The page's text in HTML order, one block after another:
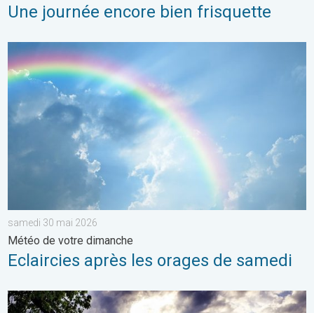
Une journée encore bien frisquette
Eclaircies après les orages de samedi. Météo de votre
samedi 30 mai 2026
Météo de votre dimanche
Eclaircies après les orages de samedi
Vers un ciel devenant plus changeant. Météo de votre